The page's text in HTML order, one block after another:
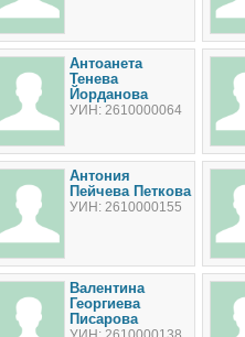
Антоанета
Тенева
Йорданова
УИН: 2610000064
Антония
Пейчева Петкова
УИН: 2610000155
Валентина
Георгиева
Писарова